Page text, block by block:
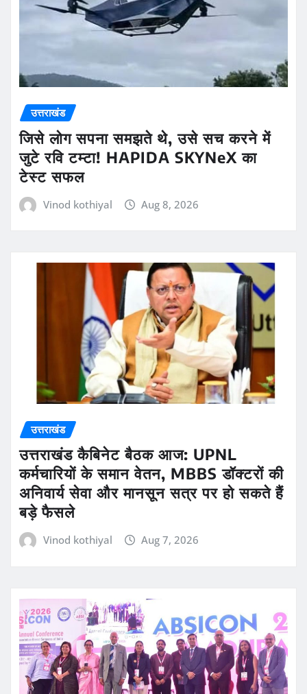
उत्तराखंड
जिसे लोग सपना समझते थे, उसे सच करने में
जुटे रवि टम्टा! HAPIDA SKYNeX का
टेस्ट सफल
Vinod kothiyal Aug 8, 2026
उत्तराखंड
उत्तराखंड कैबिनेट बैठक आज: UPNL
कर्मचारियों के समान वेतन, MBBS डॉक्टरों की
अनिवार्य सेवा और मानसून सत्र पर हो सकते हैं
बड़े फैसले
Vinod kothiyal Aug 7, 2026